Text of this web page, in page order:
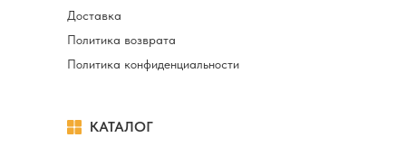
КАТАЛОГ
Политика возврата
Доставка
Политика конфиденциальности